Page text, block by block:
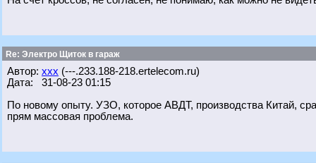
Re: Электро Щиток в гараж
Автор: xxx (---.233.188-218.ertelecom.ru)
Дата: 31-08-23 01:15
По новому опыту. УЗО, которое АВДТ, производства Китай,
прям массовая проблема.